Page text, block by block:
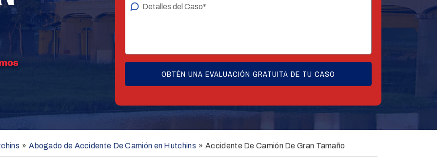
» Abogado de Accidente De Camión en Hutchins » Accidente De Camión De Gran Tamaño